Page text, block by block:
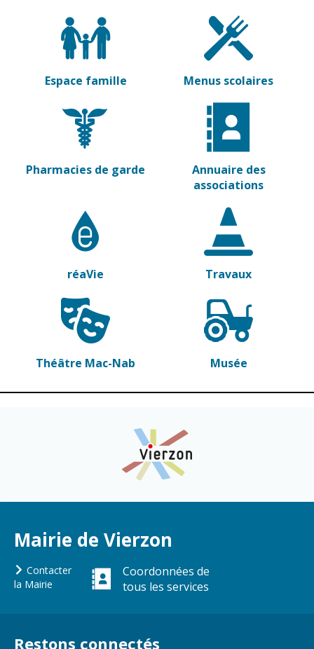
Pharmacies de
garde
Découvrir
Vierzon
Archives du
vendredi
Sports
Piscine Charles
Moreira
Équipements
sportifs
Associations
Annuaire des
associations
Démarches
associations
Cadre de vie
Réglementation
Transports
Tranquillité
publique
Vie citoyenne
citoyenneté
Conseils de
quartiers
Conseil
Espace famille Menus scolaires
Pharmacies de garde
Annuaire des
associations
réaVie Travaux
Théâtre Mac-Nab Musée
Mairie de Vierzon
Contacter
la Mairie
Coordonnées de
tous les services
Restons connectés